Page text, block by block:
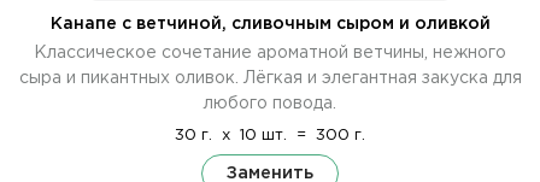
Канапе с ветчиной, сливочным сыром и оливкой
Классическое сочетание ароматной ветчины, нежного
сыра и пикантных оливок. Лёгкая и элегантная закуска для
любого повода.
30 г. x 10 шт. = 300 г.
Заменить